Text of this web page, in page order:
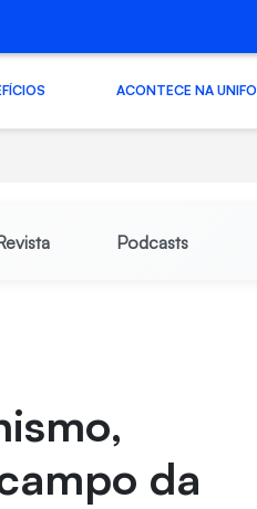
ACONTECE NA
Podcasts
da